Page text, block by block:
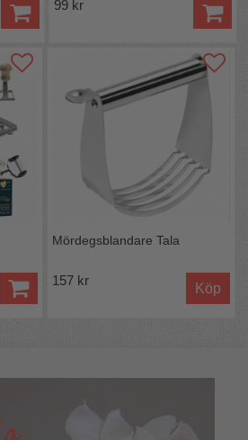
99 kr
Mördegsblandare Tala
157 kr
Köp